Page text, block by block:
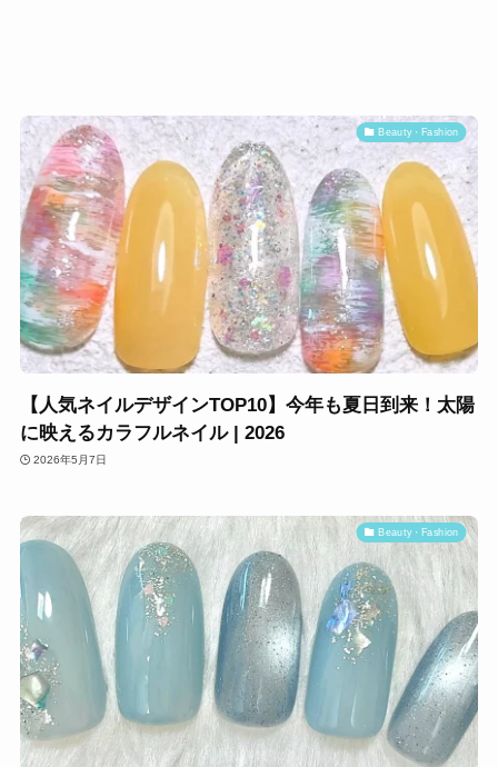
Beauty・Fashion
【人気ネイルデザインTOP10】今年も夏日到来！太陽
に映えるカラフルネイル | 2026
2026年5月7日
Beauty・Fashion